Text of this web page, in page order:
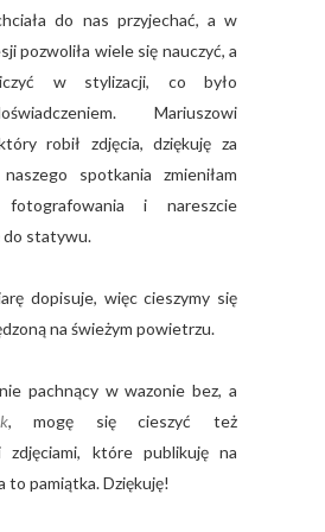
do nas przyjechać, a w
pozwoliła wiele się nauczyć, a
w stylizacji, co było
Mariuszowi
robił zdjęcia, dziękuję za
spotkania zmieniłam
i nareszcie
do statywu.
dopisuje, więc cieszymy się
na świeżym powietrzu.
pachnący w wazonie bez, a
, mogę się cieszyć też
zdjęciami, które publikuję na
to pamiątka. Dziękuję!